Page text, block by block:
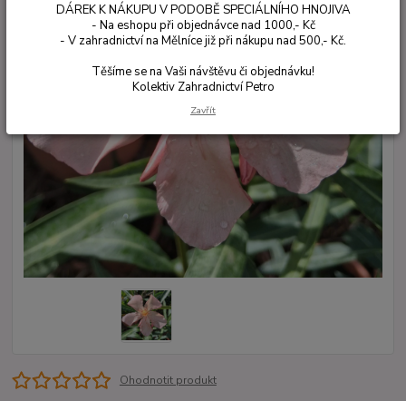
Ohodnotit produkt
DÁREK K NÁKUPU V PODOBĚ SPECIÁLNÍHO HNOJIVA
- Na eshopu při objednávce nad 1000,- Kč
- V zahradnictví na Mělníce již při nákupu nad 500,- Kč.
Těšíme se na Vaši návštěvu či objednávku!
Kolektiv Zahradnictví Petro
Zavřít